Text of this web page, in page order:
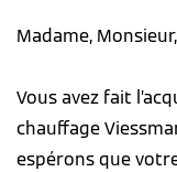
Madame, Monsieur,
Vous avez fait
chauffage
espérons que